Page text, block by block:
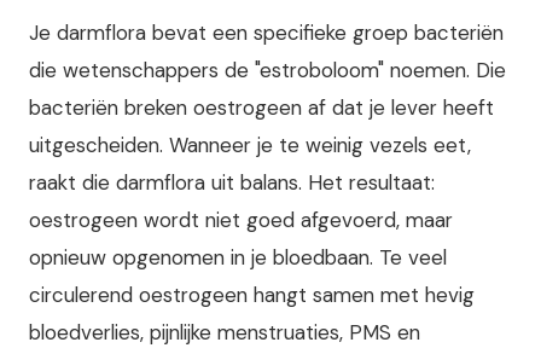
Je darmflora bevat een specifieke groep bacteriën
die wetenschappers de "estroboloom" noemen. Die
bacteriën breken oestrogeen af dat je lever heeft
uitgescheiden. Wanneer je te weinig vezels eet,
raakt die darmflora uit balans. Het resultaat:
oestrogeen wordt niet goed afgevoerd, maar
opnieuw opgenomen in je bloedbaan. Te veel
circulerend oestrogeen hangt samen met hevig
bloedverlies, pijnlijke menstruaties, PMS en